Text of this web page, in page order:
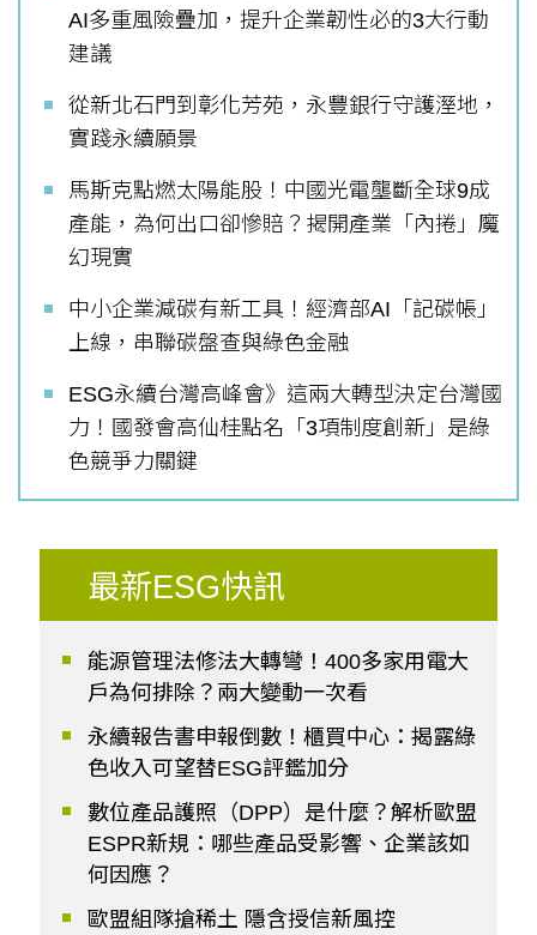
AI多重風險疊加，提升企業韌性必的3大行動
建議
從新北石門到彰化芳苑，永豐銀行守護溼地，
實踐永續願景
馬斯克點燃太陽能股！中國光電壟斷全球9成
產能，為何出口卻慘賠？揭開產業「內捲」魔
幻現實
中小企業減碳有新工具！經濟部AI「記碳帳」
上線，串聯碳盤查與綠色金融
ESG永續台灣高峰會》這兩大轉型決定台灣國
力！國發會高仙桂點名「3項制度創新」是綠
色競爭力關鍵
最新ESG快訊
能源管理法修法大轉彎！400多家用電大
戶為何排除？兩大變動一次看
永續報告書申報倒數！櫃買中心：揭露綠
色收入可望替ESG評鑑加分
數位產品護照（DPP）是什麼？解析歐盟
ESPR新規：哪些產品受影響、企業該如
何因應？
歐盟組隊搶稀土 隱含授信新風控